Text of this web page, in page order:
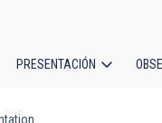
PRESENTACIÓN